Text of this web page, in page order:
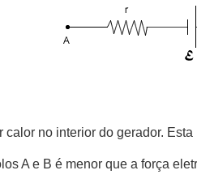
no interior do gerador.
A e B é menor que a força